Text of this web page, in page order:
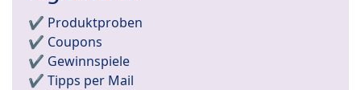
✔️ Produktproben
✔️ Coupons
✔️ Gewinnspiele
✔️ Tipps per Mail